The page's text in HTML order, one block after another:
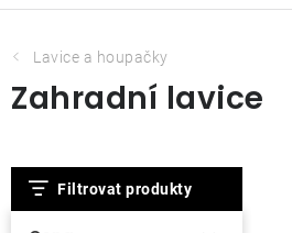
Stoly
Lavice a houpačky
Zahradní lavice
Filtrovat produkty
V
ý